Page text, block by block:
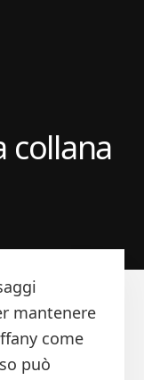
collana
mantenere
come
può